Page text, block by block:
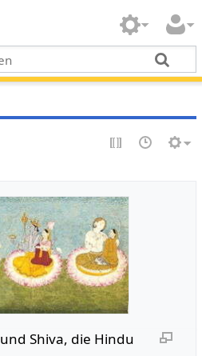
Shiva, die Hindu